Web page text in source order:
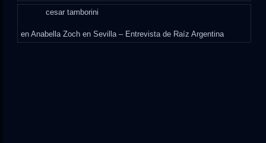
cesar tamborini
enAnabella Zoch en Sevilla – Entrevista de Raíz Argentina